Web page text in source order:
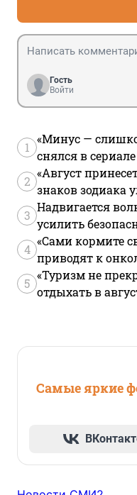
Гость
Войти
1
«Минус —
снялся в
2
«Август
знаков зодиака
3
Надвигается
усилить
4
«Сами кормите
приводят к
5
«Туризм не
отдыхать в
Самые яркие